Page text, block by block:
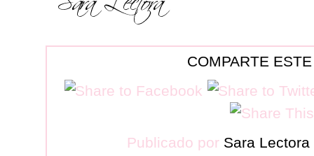
COMPARTE
Publicado por Sara Lectora